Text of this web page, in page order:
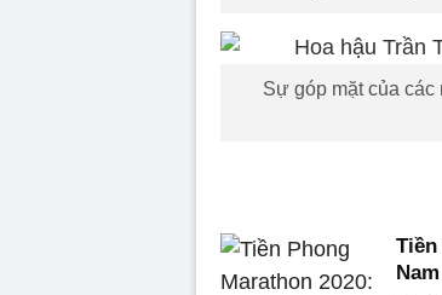
Sự góp mặt của